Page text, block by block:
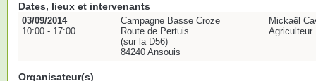
Dates, lieux et intervenants
03/09/2014
10:00 - 17:00
Campagne Basse Croze
Route de Pertuis
(sur la D56)
84240 Ansouis
Mickaël
Agriculteur
Organisateur(s)